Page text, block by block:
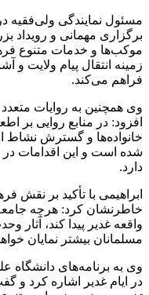
مسئول نمایندگی ولی‌فقیه
برگزاری مهمانی و رویداد
موکب‌ها و خدمات متنوع
زمینه انتقال پیام ولایت و
فراهم می‌کند.
وی همچنین به روایات
افزود: در منابع روایی بر
خانواده‌ها و گسترش نشاط
شده است و این اقدامات در
دارد.
ابراهیمی با تأکید بر نقش
خاطرنشان کرد: هرچه
واقعه غدیر پیدا کند، آثار
مسلمانان بیشتر نمایان
وی به برنامه‌های دانشگاه
در ایام غدیر اشاره کرد و